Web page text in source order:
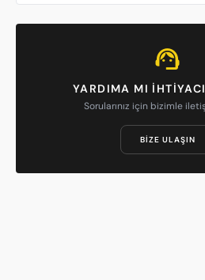
support_agent
YARDIMA MI
Sorularınız için bizimle
BIZE ULAŞIN